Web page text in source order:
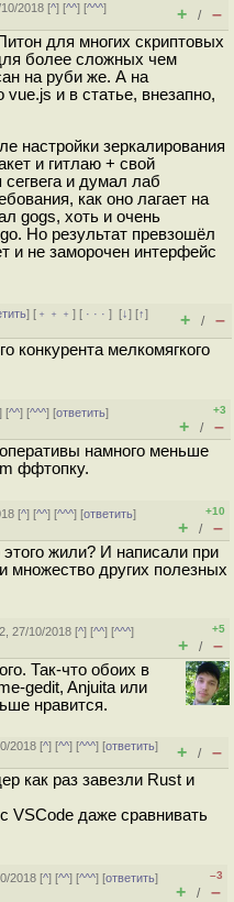
2018 [^] [^^] [^^^]
+ / –
для многих скриптовых
более сложных чем
на руби же. А на
и в статье, внезапно,
настройки зеркалирования
и гитлаю + свой
и думал лаб
как оно лагает на
gogs, хоть и очень
Но результат превзошёл
и не заморочен интерфейс
] [ ﹢﹢﹢] [ · · ·][↓] [↑]
+ / –
конкурента мелкомягкого
] [^^] [^^^] [ответить]
+3
+ / –
намного меньше
ффтoпку.
[^] [^^] [^^^] [ответить]
+10
+ / –
жили? И написали при
множество других полезных
27/10/2018 [^] [^^] [^^^]
+5
+ / –
Так-что обоих в
gedit, Anjuita или
нравится.
2018 [^] [^^] [^^^] [ответить]
+ / –
как раз завезли Rust и
VSCode даже сравнивать
2018 [^] [^^] [^^^] [ответить]
–3
+ / –